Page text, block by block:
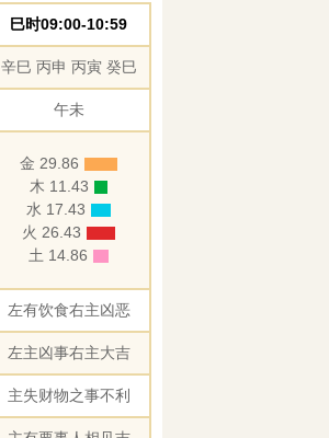
巳时09:00-10:59
辛巳 丙申 丙寅 癸巳
午未
金 29.86
木 11.43
水 17.43
火 26.43
土 14.86
左有饮食右主凶恶
左主凶事右主大吉
主失财物之事不利